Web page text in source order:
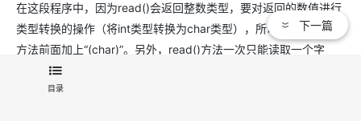
在这段程序中，因为read()会返回整数类型，要对返回的数值进行
类型转换的操作（将int类型转换为char类型），所以必须在read
方法前面加上“(char)”。另外，read()方法一次只能读取一个字
符，由于在此程序中仅有一行调用read()方法的语句，因此在键盘
上无论输入多少个字符，它都只会读取第一个字符的ASCII值。
目录
下一篇